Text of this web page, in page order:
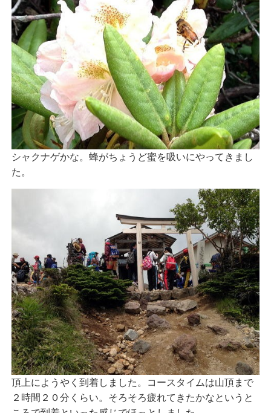
シャクナゲかな。蜂がちょうど蜜を吸いにやってきまし
た。
頂上にようやく到着しました。コースタイムは山頂まで
２時間２０分くらい。そろそろ疲れてきたかなというと